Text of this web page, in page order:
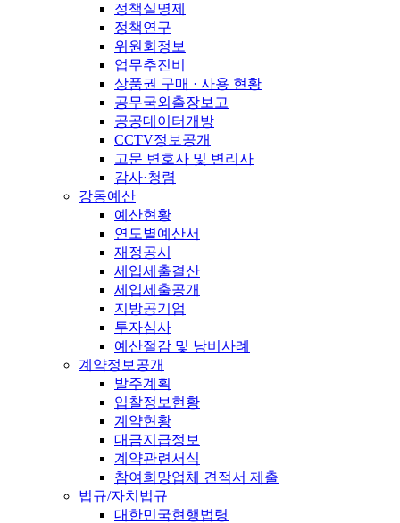
정책실명제
정책연구
위원회정보
업무추진비
상품권 구매 · 사용 현황
공무국외출장보고
공공데이터개방
CCTV정보공개
고문 변호사 및 변리사
감사·청렴
강동예산
예산현황
연도별예산서
재정공시
세입세출결산
세입세출공개
지방공기업
투자심사
예산절감 및 낭비사례
계약정보공개
발주계획
입찰정보현황
계약현황
대금지급정보
계약관련서식
참여희망업체 견적서 제출
법규/자치법규
대한민국현행법령